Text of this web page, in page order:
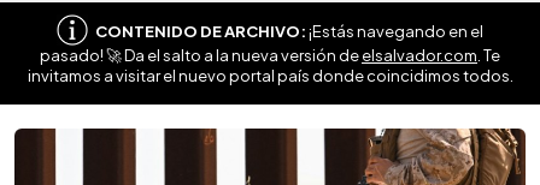
CONTENIDO DE ARCHIVO:¡Estás navegando en el
pasado! 🚀 Da el salto a la nueva versión deelsalvador.com . Te
invitamos a visitar el nuevo portal país donde coincidimos todos.